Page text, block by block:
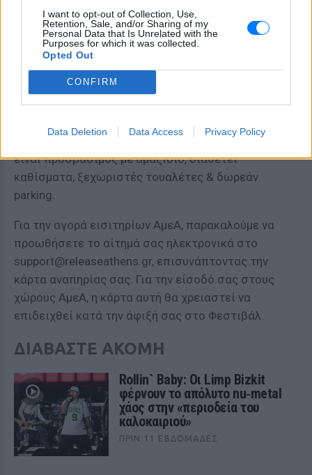
I want to opt-out of Collection, Use,
Retention, Sale, and/or Sharing of my
Personal Data that Is Unrelated with the
Purposes for which it was collected.
Opted Out
CONFIRM
Data Deletion Data Access Privacy Policy
Όλες οι πληροφορίες (τιμές, πρόγραμμα, πρόσβαση)
https://www.releaseathens.gr/
Διάθεση εισιτηρίων ΑμεΑ:
Το Φεστιβάλ φροντίζει για την πρόσβαση Ατόμων
με Αναπηρία, προσφέροντας ειδικό χώρο με
ανεμπόδιστη θέα προς τη σκηνή. Ο ειδικός χώρος
είναι προσβάσιμος με αμαξίδιο, διαθέτει
καθίσματα, ξεχωριστές τουαλέτες & δωρεάν
parking.
Για την αγορά εισιτηρίων ΑμεΑ, παρακαλούμε να
προωθήσετε το αίτημά σας ηλεκτρονικά στο
support@releaseathens.gr, επισυνάπτοντας την
κάρτα αναπηρίας σας. Για την είσοδό σας στους
χώρους ΑμεΑ, η κάρτα αυτή θα χρειαστεί να
επιδειχθεί κατά την άφιξή σας στο Φεστιβάλ.
ΔΙΑΒΑΣΤΕ ΑΚΟΜΗ
Rollin` Baby: Οι Limp Bizkit
φέρνουν το απόλυτο nu‑metal
χάος στην «περιοδεία του
καλοκαιριού»
ΠΡΙΝ 11 ΕΒΔΟΜΆΔΕΣ